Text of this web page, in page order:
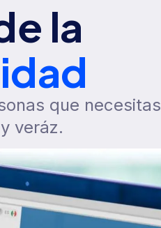
la
que necesitas
veráz.